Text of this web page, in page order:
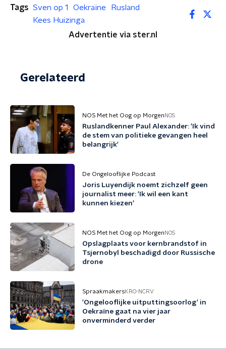
Tags Sven op 1 Oekraïne
Rusland
Kees Huizinga
Advertentie via ster.nl
Gerelateerd
NOS Met het Oog op Morgen NOS
Ruslandkenner Paul Alexander: 'Ik vind
de stem van politieke gevangen heel
belangrijk'
De Ongelooflijke Podcast
Joris Luyendijk noemt zichzelf geen
journalist meer: 'Ik wil een kant
kunnen kiezen'
NOS Met het Oog op Morgen NOS
Opslagplaats voor kernbrandstof in
Tsjernobyl beschadigd door Russische
drone
SpraakmakersKRO-NCRV
'Ongelooflijke uitputtingsoorlog' in
Oekraïne gaat na vier jaar
onverminderd verder